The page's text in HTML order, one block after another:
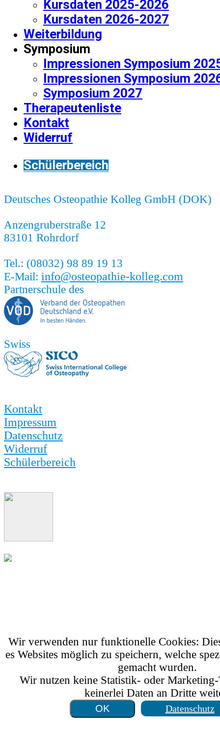
Kursdaten 2025-2026
Kursdaten 2026-2027
Weiterbildung
Symposium
Impressionen Symposium
Impressionen Symposium
Symposium 2027
Therapeutenliste
Kontakt
Widerruf
Schülerbereich
Deutsches Osteopathie Kolleg GmbH (DOK)
Anzengruberstraße 12
83101 Rohrdorf
Tel.: (08032) 98 89 19 13
E-Mail: info@osteopathie-kolleg.com
Partnerschule des
Swiss
Kontakt
Impressum
Datenschutz
Widerruf
Schülerbereich
Wir verwenden nur funktionelle Cookies:
es Websites möglich zu speichern, welche
gemacht wurden.
Wir nutzen keine Statistik- oder
keinerlei Daten an Dritte
Datenschutz